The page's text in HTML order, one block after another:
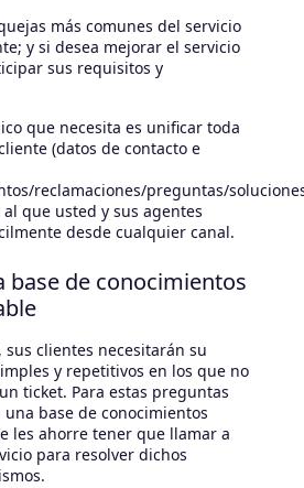
más comunes del servicio
y si desea mejorar el servicio
sus requisitos y
que necesita es unificar toda
(datos de contacto e
reclamaciones/preguntas/
que usted y sus agentes
desde cualquier canal.
base de conocimientos
sus clientes necesitarán su
y repetitivos en los que no
ticket. Para estas preguntas
base de conocimientos
les ahorre tener que llamar a
para resolver dichos